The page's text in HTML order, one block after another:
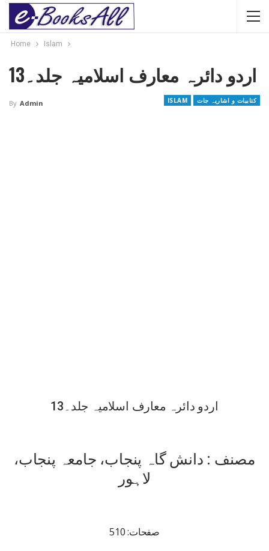
Home Islam
اردو دائرہ معارف اسلامیہ جلد۔13
ISLAM کتابیات و اشاریہ جات By Admin
اردو دائرہ معارف اسلامیہ جلد۔13
مصنف : دانش گاہ پنجاب، جامعہ پنجاب،
لاہور
صفحات: 510